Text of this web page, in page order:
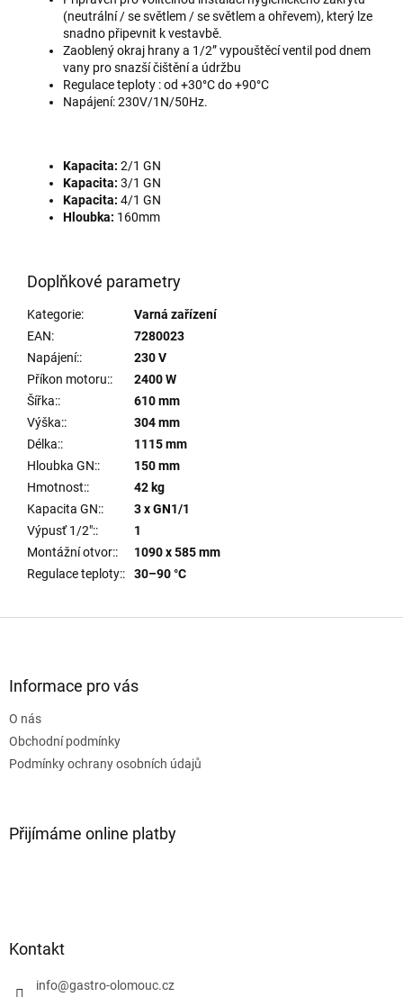
(neutrální / se světlem / se světlem a ohřevem), který lze
snadno připevnit k vestavbě.
Zaoblený okraj hrany a 1/2” vypouštěcí ventil pod dnem
vany pro snazší čištění a údržbu
Regulace teploty : od +30°C do +90°C
Napájení: 230V/1N/50Hz.
Kapacita: 2/1 GN
Kapacita: 3/1 GN
Kapacita: 4/1 GN
Hloubka: 160mm
Doplňkové parametry
Kategorie:
Varná zařízení
EAN:
7280023
Napájení::
230 V
Příkon motoru::
2400 W
Šířka::
610 mm
Výška::
304 mm
Délka::
1115 mm
Hloubka GN::
150 mm
Hmotnost::
42 kg
Kapacita GN::
3 x GN1/1
Výpusť 1/2"::
1
Montážní otvor::
1090 x 585 mm
Regulace teploty:: 30–90 °C
Informace pro vás
O nás
Obchodní podmínky
Podmínky ochrany osobních údajů
Přijímáme online platby
Kontakt
info@gastro-olomouc.cz